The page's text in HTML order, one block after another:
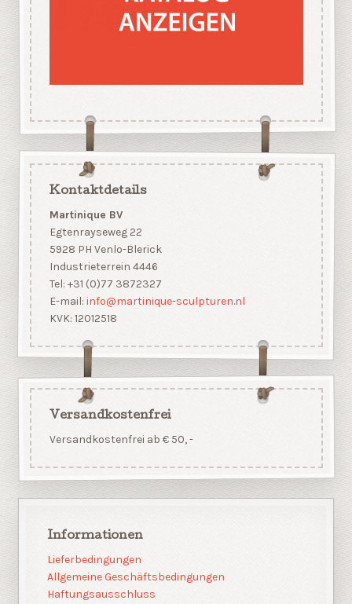
Kontaktdetails
Martinique BV
Egtenrayseweg 22
5928 PH Venlo-Blerick
Industrieterrein 4446
Tel: +31 (0)77 3872327
E-mail: info@martinique-sculpturen.nl
KVK: 12012518
Versandkostenfrei
Versandkostenfrei ab € 50, -
Informationen
Lieferbedingungen
Allgemeine Geschäftsbedingungen
Haftungsausschluss